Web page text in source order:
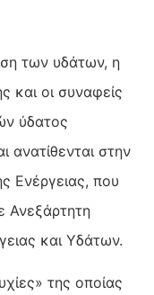
των υδάτων, η
και οι συναφείς
ύδατος
ανατίθενται στην
Ενέργειας, που
Ανεξάρτητη
και Υδάτων.
της οποίας